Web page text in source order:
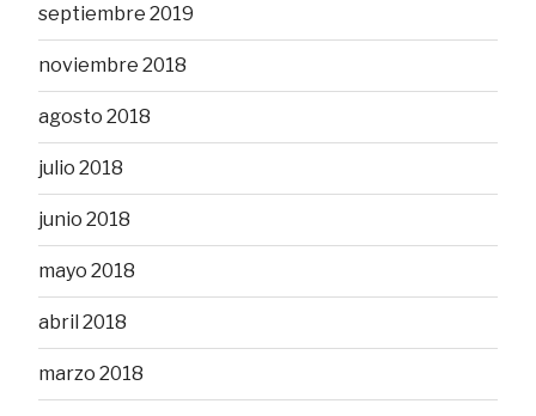
septiembre 2019
noviembre 2018
agosto 2018
julio 2018
junio 2018
mayo 2018
abril 2018
marzo 2018